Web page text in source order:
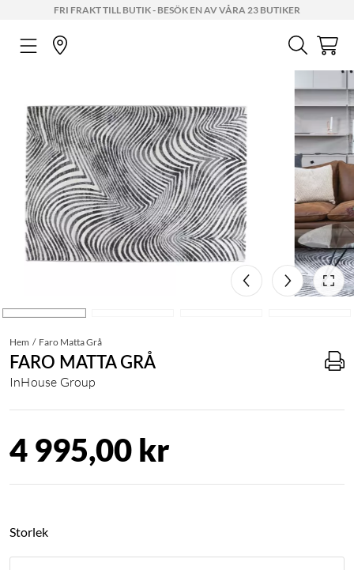
FRI FRAKT TILL BUTIK - BESÖK EN AV VÅRA 23 BUTIKER
Hem Faro Matta Grå
FARO MATTA GRÅ
InHouse Group
4 995,00 kr
Storlek